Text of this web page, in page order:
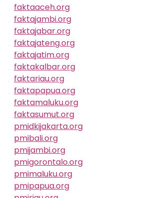
faktaaceh.org
faktajambi.org
faktajabar.org
faktajateng.org
faktajatim.org
faktakalbar.org
faktariau.org
faktapapua.org
faktamaluku.org
faktasumut.org
pmidkijakarta.org
pmibali.org
pmijambi.org
pmigorontalo.org
pmimaluku.org
pmipapua.org